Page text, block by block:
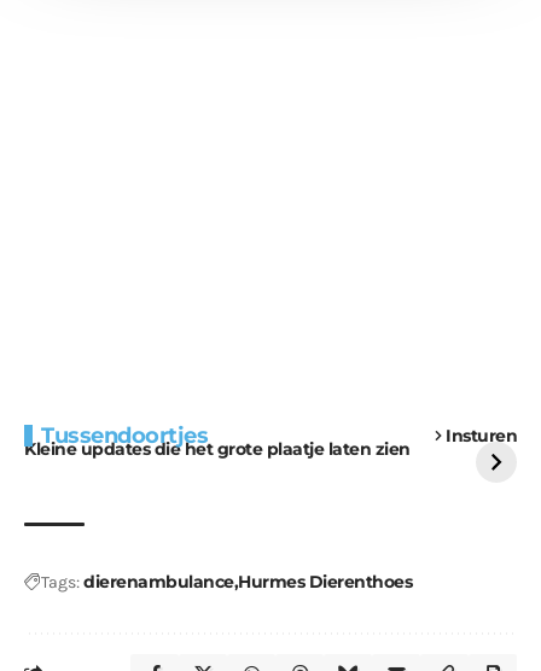
Tussendoortjes Insturen
Kleine updates die het grote plaatje laten zien
voor kabouters
uitdaging
Tags:dierenambulanceHurmes Dierenthoes